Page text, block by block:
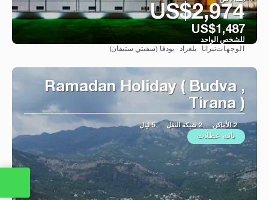
US$2,974
US$1,487
للشخص الواحد
شاهد
الوجهاتتيرانا · بلغراد · بودفا (سفيتي ستيفان)
Ramadan Holiday ( Budva ,
Tirana )
2 الأماكن 2 شبكة النقل 5 ليال
باقة عطلات